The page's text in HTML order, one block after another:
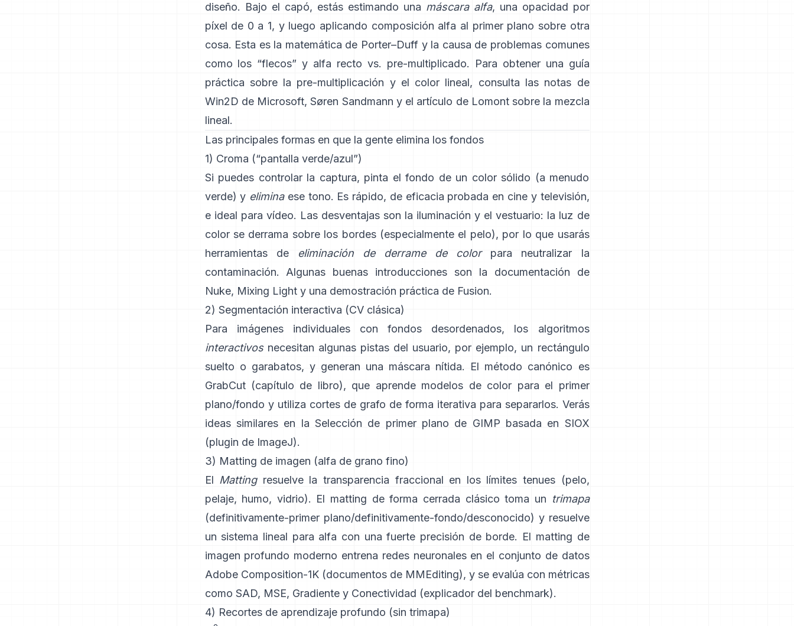
diseño. Bajo el capó, estás estimando una máscara alfa, una opacidad por
píxel de 0 a 1, y luego aplicando composición alfa al primer plano sobre otra
cosa. Esta es la matemática de Porter–Duff y la causa de problemas comunes
como los “flecos” y alfa recto vs. pre-multiplicado. Para obtener una guía
práctica sobre la pre-multiplicación y el color lineal, consulta las notas de
Win2D de Microsoft, Søren Sandmann y el artículo de Lomont sobre la mezcla
lineal.
Las principales formas en que la gente elimina los fondos
1) Croma (“pantalla verde/azul”)
Si puedes controlar la captura, pinta el fondo de un color sólido (a menudo
verde) y eliminaese tono. Es rápido, de eficacia probada en cine y televisión,
e ideal para vídeo. Las desventajas son la iluminación y el vestuario: la luz de
color se derrama sobre los bordes (especialmente el pelo), por lo que usarás
herramientas de
eliminación de derrame de colorpara neutralizar la
contaminación. Algunas buenas introducciones son la documentación de
Nuke, Mixing Lighty una demostración práctica de Fusion.
2) Segmentación interactiva (CV clásica)
Para imágenes individuales con fondos desordenados, los algoritmos
interactivosnecesitan algunas pistas del usuario, por ejemplo, un rectángulo
suelto o garabatos, y generan una máscara nítida. El método canónico es
GrabCut (capítulo de libro), que aprende modelos de color para el primer
plano/fondo y utiliza cortes de grafo de forma iterativa para separarlos. Verás
ideas similares en la Selección de primer plano de GIMP basada en SIOX
(plugin de ImageJ).
3) Matting de imagen (alfa de grano fino)
El Mattingresuelve la transparencia fraccional en los límites tenues (pelo,
pelaje, humo, vidrio). El matting de forma cerrada clásico toma un trimapa
(definitivamente-primer plano/definitivamente-fondo/desconocido) y resuelve
un sistema lineal para alfa con una fuerte precisión de borde. El matting de
imagen profundo moderno entrena redes neuronales en el conjunto de datos
Adobe Composition-1K(documentos de MMEditing), y se evalúa con métricas
como SAD, MSE, Gradiente y Conectividad (explicador del benchmark).
4) Recortes de aprendizaje profundo (sin trimapa)